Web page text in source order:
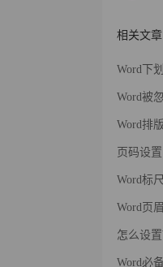
相关文章
Word下
Word被
Word排
页码设
Word标
Word页
怎么设
Word必